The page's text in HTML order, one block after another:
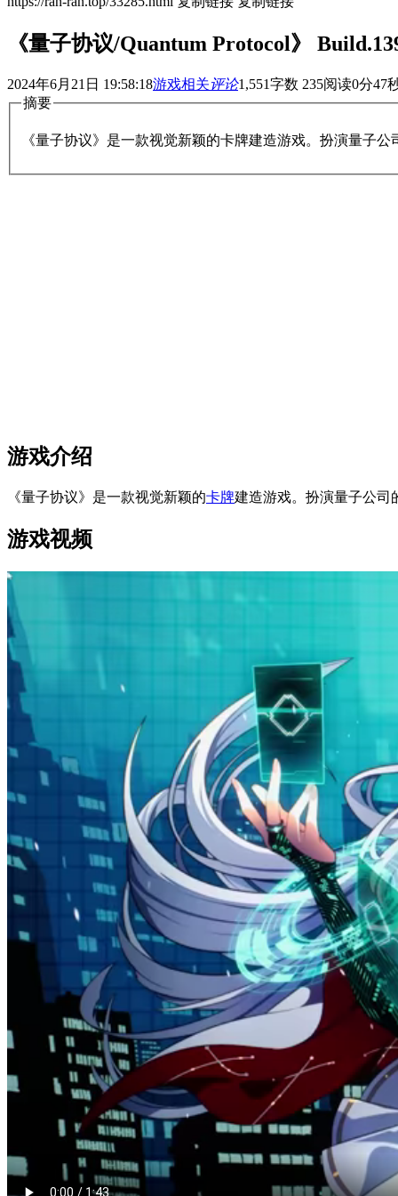
《量子协议/Quantum Protocol》
2024年6月21日 19:58:18游戏相关评论1,551字数 235阅读0分47
摘要
《量子协议》是一款视觉新颖的卡牌建造游戏。扮演量子
游戏介绍
《量子协议》是一款视觉新颖的卡牌建造游戏。扮演量子公司
游戏视频